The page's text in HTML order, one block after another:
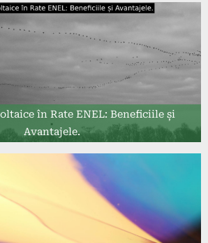
în Rate ENEL: Beneficiile și
Avantajele.